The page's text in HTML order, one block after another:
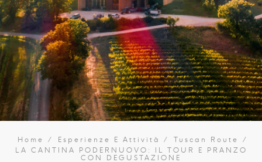
Home Esperienze E Attività
Tuscan Route
LA CANTINA PODERNUOVO: IL TOUR E PRANZO
CON DEGUSTAZIONE